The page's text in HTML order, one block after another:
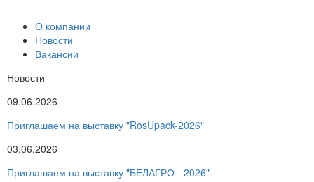
О компании
Новости
Вакансии
Новости
09.06.2026
Приглашаем на выставку "RosUpack-2026"
03.06.2026
Приглашаем на выставку "БЕЛАГРО - 2026"